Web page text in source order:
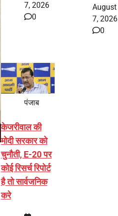
7, 2026
0
August
7, 2026
0
पंजाब
केजरीवाल की
मोदी सरकार को
चुनौती, E-20 पर
कोई रिसर्च रिपोर्ट
है तो सार्वजनिक
करे